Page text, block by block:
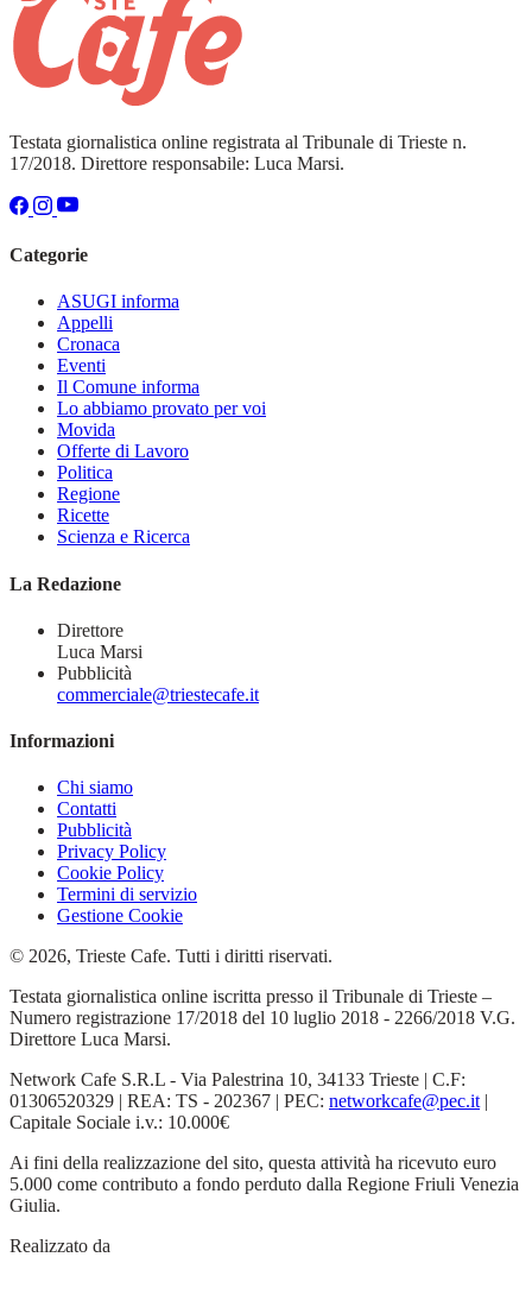
Testata giornalistica online registrata al Tribunale di Trieste n.
17/2018. Direttore responsabile: Luca Marsi.
Categorie
ASUGI informa
Appelli
Cronaca
Eventi
Il Comune informa
Lo abbiamo provato per voi
Movida
Offerte di Lavoro
Politica
Regione
Ricette
Scienza e Ricerca
La Redazione
Direttore
Luca Marsi
Pubblicità
commerciale@triestecafe.it
Informazioni
Chi siamo
Contatti
Pubblicità
Privacy Policy
Cookie Policy
Termini di servizio
Gestione Cookie
© 2026, Trieste Cafe. Tutti i diritti riservati.
Testata giornalistica online iscritta presso il Tribunale di Trieste –
Numero registrazione 17/2018 del 10 luglio 2018 - 2266/2018 V.G.
Direttore Luca Marsi.
Network Cafe S.R.L - Via Palestrina 10, 34133 Trieste | C.F:
01306520329 | REA: TS - 202367 | PEC: networkcafe@pec.it|
Capitale Sociale i.v.: 10.000€
Ai fini della realizzazione del sito, questa attività ha ricevuto euro
5.000 come contributo a fondo perduto dalla Regione Friuli Venezia
Giulia.
Realizzato da